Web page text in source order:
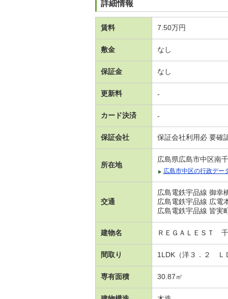
詳細情報
賃料 7.50万円
敷金 なし
保証金 なし
更新料 -
カード決済 -
保証会社 保証会社利用必 要確
所在地
広島県広島市中区南
広島市中区の行政デー
交通
広島電鉄宇品線 御幸
広島電鉄宇品線 広電
広島電鉄宇品線 皆実
建物名 ＲＥＧＡＬＥＳＴ
間取り 1LDK（洋３．２ Ｌ
専有面積 30.87㎡